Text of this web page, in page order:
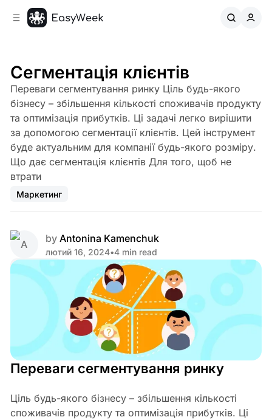
Сегментація клієнтів
Переваги сегментування ринку Ціль будь-якого
бізнесу – збільшення кількості споживачів продукту
та оптимізація прибутків. Ці задачі легко вирішити
за допомогою сегментації клієнтів. Цей інструмент
буде актуальним для компанії будь-якого розміру.
Що дає сегментація клієнтів Для того, щоб не
втрати
Маркетинг
by Antonina Kamenchuk
лютий 16, 2024•4 min read
Share
Переваги сегментування ринку
Ціль будь-якого бізнесу – збільшення кількості
споживачів продукту та оптимізація прибутків. Ці